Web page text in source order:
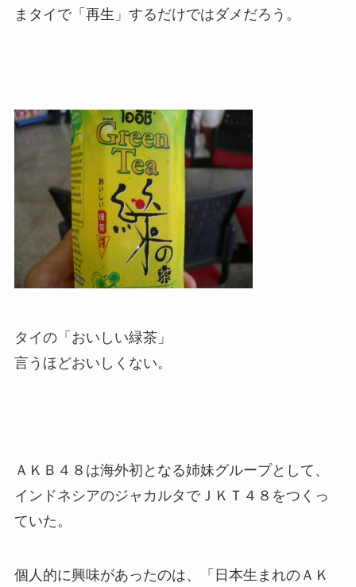
まタイで「再生」するだけではダメだろう。
タイの「おいしい緑茶」
言うほどおいしくない。
ＡＫＢ４８は海外初となる姉妹グループとして、
インドネシアのジャカルタでＪＫＴ４８をつくっ
ていた。
個人的に興味があったのは、「日本生まれのＡＫ